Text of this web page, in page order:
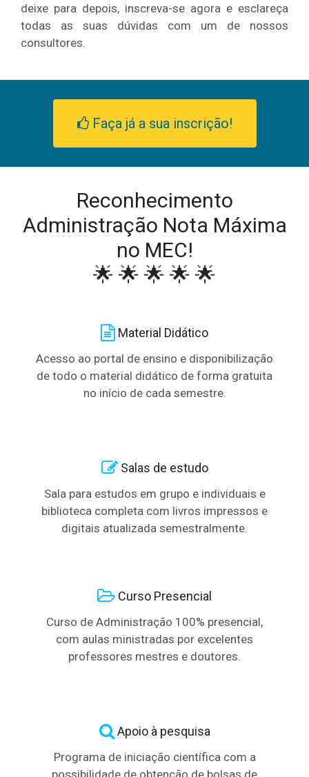
deixe para depois, inscreva-se agora e esclareça
todas as suas dúvidas com um de nossos
consultores.
Faça já a sua inscrição!
Reconhecimento
Administração Nota Máxima
no MEC!
🌟 🌟 🌟 🌟 🌟
Material Didático
Acesso ao portal de ensino e disponibilização
de todo o material didático de forma gratuita
no início de cada semestre.
Salas de estudo
Sala para estudos em grupo e individuais e
biblioteca completa com livros impressos e
digitais atualizada semestralmente.
Curso Presencial
Curso de Administração 100% presencial,
com aulas ministradas por excelentes
professores mestres e doutores.
Apoio à pesquisa
Programa de iniciação científica com a
possibilidade de obtenção de bolsas de